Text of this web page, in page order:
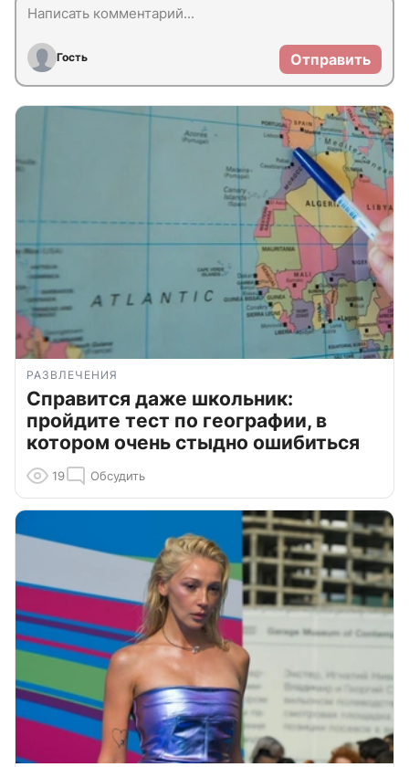
Гость Отправить
РАЗВЛЕЧЕНИЯ
Справится даже школьник:
пройдите тест по географии, в
котором очень стыдно ошибиться
19 Обсудить